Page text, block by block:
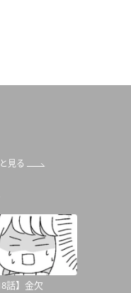
見る
話】金欠